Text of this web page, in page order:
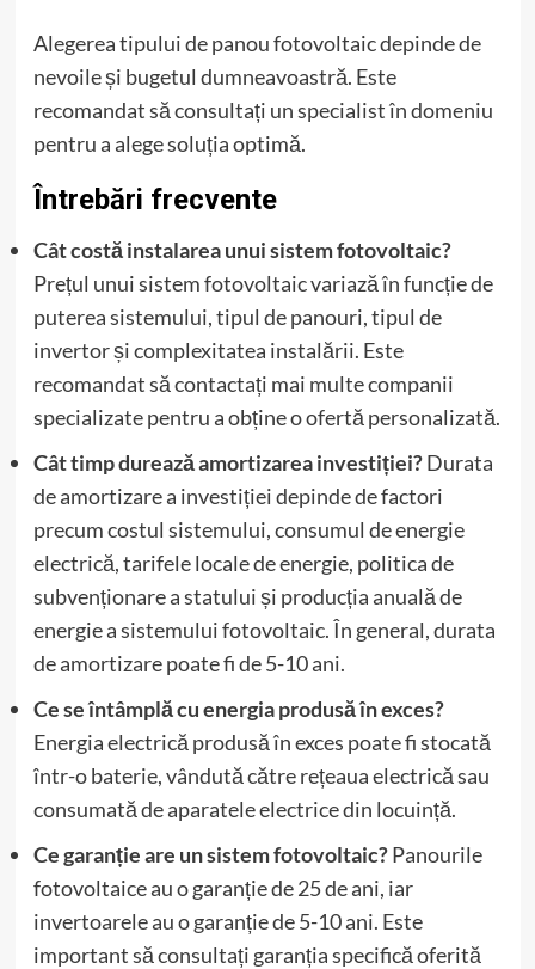
Alegerea tipului de panou fotovoltaic depinde de
nevoile și bugetul dumneavoastră. Este
recomandat să consultați un specialist în domeniu
pentru a alege soluția optimă.
Întrebări frecvente
Cât costă instalarea unui sistem fotovoltaic?
Prețul unui sistem fotovoltaic variază în funcție de
puterea sistemului, tipul de panouri, tipul de
invertor și complexitatea instalării. Este
recomandat să contactați mai multe companii
specializate pentru a obține o ofertă personalizată.
Cât timp durează amortizarea investiției?Durata
de amortizare a investiției depinde de factori
precum costul sistemului, consumul de energie
electrică, tarifele locale de energie, politica de
subvenționare a statului și producția anuală de
energie a sistemului fotovoltaic. În general, durata
de amortizare poate fi de 5-10 ani.
Ce se întâmplă cu energia produsă în exces?
Energia electrică produsă în exces poate fi stocată
într-o baterie, vândută către rețeaua electrică sau
consumată de aparatele electrice din locuință.
Ce garanție are un sistem fotovoltaic?Panourile
fotovoltaice au o garanție de 25 de ani, iar
invertoarele au o garanție de 5-10 ani. Este
important să consultați garanția specifică oferită